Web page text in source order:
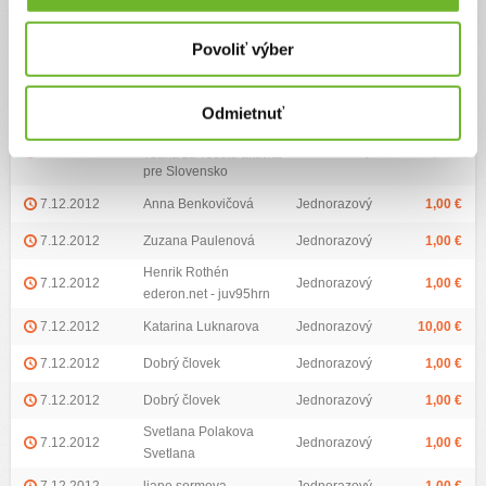
Povoliť výber
Odmietnuť
Zoznam darov (124)
Priemerná výška daru:
vdaka za vsetku aktivitu
pre Slovensko
7.12.2012 Anna Benkovičová Jednorazový 1,00 €
7.12.2012 Zuzana Paulenová Jednorazový 1,00 €
7.12.2012
Henrik Rothén
ederon.net - juv95hrn
Jednorazový 1,00 €
7.12.2012 Katarina Luknarova Jednorazový 10,00 €
7.12.2012 Dobrý človek Jednorazový 1,00 €
7.12.2012 Dobrý človek Jednorazový 1,00 €
7.12.2012
Svetlana Polakova
Svetlana
Jednorazový 1,00 €